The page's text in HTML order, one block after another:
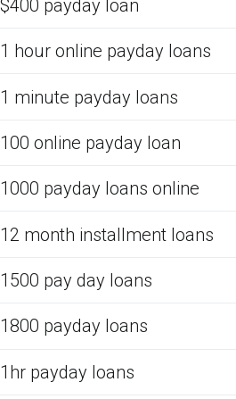
$400 payday loan
1 hour online payday loans
1 minute payday loans
100 online payday loan
1000 payday loans online
12 month installment loans
1500 pay day loans
1800 payday loans
1hr payday loans